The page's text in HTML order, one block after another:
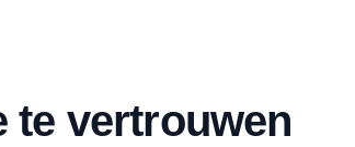
te vertrouwen